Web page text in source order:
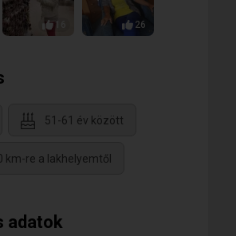
16 26
51-61 év között
km-re a lakhelyemtől
adatok